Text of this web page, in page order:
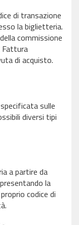
di transazione
la biglietteria.
commissione
Fattura
di acquisto.
sulle
diversi tipi
a partire da
la
codice di